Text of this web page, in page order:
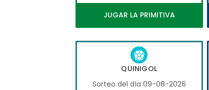
JUGAR LA PRIMITIVA
QUINIGOL
Sorteo del día 09-08-2026